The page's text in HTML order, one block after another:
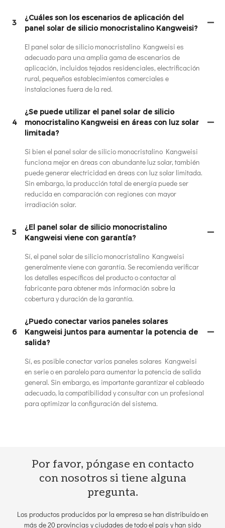
3
¿Cuáles son los escenarios de aplicación del
panel solar de silicio monocristalino Kangweisi?
El panel solar de silicio monocristalino Kangweisi es
adecuado para una amplia gama de escenarios de
aplicación, incluidos tejados residenciales, electrificación
rural, pequeños establecimientos comerciales e
instalaciones fuera de la red.
4
¿Se puede utilizar el panel solar de silicio
monocristalino Kangweisi en áreas con luz solar
limitada?
Si bien el panel solar de silicio monocristalino Kangweisi
funciona mejor en áreas con abundante luz solar, también
puede generar electricidad en áreas con luz solar limitada.
Sin embargo, la producción total de energía puede ser
reducida en comparación con regiones con mayor
irradiación solar.
5
¿El panel solar de silicio monocristalino
Kangweisi viene con garantía?
Sí, el panel solar de silicio monocristalino Kangweisi
generalmente viene con garantía. Se recomienda verificar
los detalles específicos del producto o contactar al
fabricante para obtener más información sobre la
cobertura y duración de la garantía.
6
¿Puedo conectar varios paneles solares
Kangweisi juntos para aumentar la potencia de
salida?
Sí, es posible conectar varios paneles solares Kangweisi
en serie o en paralelo para aumentar la potencia de salida
general. Sin embargo, es importante garantizar el cableado
adecuado, la compatibilidad y consultar con un profesional
para optimizar la configuración del sistema.
Por favor, póngase en contacto
con nosotros si tiene alguna
pregunta.
Los productos producidos por la empresa se han distribuido en
más de 20 provincias y ciudades de todo el país y han sido